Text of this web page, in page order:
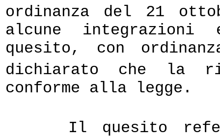
ordinanza del 21
alcune
quesito, con
dichiarato che la
conforme alla legge.
Il quesito